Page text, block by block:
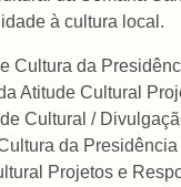
à cultura local.
da
Projetos e